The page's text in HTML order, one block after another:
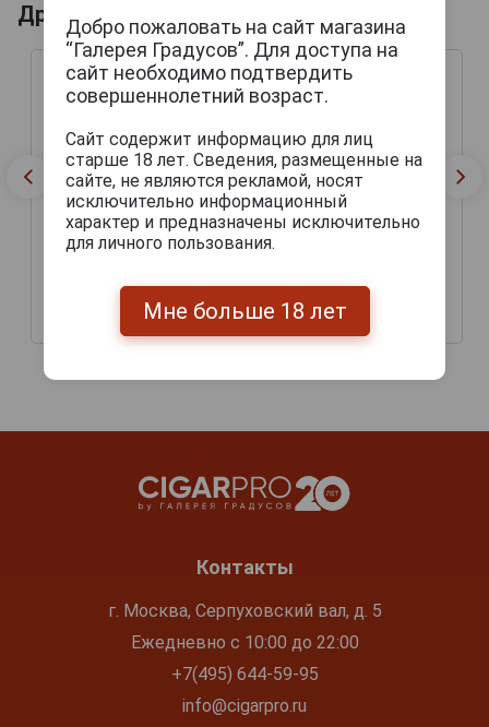
Другие продукты бренда SNOW
Фреш 0.5л
158 руб.
Опера 0.5л
181 руб.
Контакты
г. Москва, Серпуховский вал, д. 5
Ежедневно с 10:00 до 22:00
+7(495) 644-59-95
info@cigarpro.ru
Добро пожаловать на сайт магазина
“Галерея Градусов”. Для доступа на
сайт необходимо подтвердить
совершеннолетний возраст.
Сайт содержит информацию для лиц
старше 18 лет. Сведения, размещенные на
сайте, не являются рекламой, носят
исключительно информационный
характер и предназначены исключительно
для личного пользования.
Мне больше 18 лет